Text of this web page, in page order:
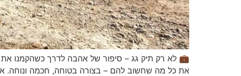
את כל מה שחשוב להם – בצורה בטוחה, חכמה ונוחה.